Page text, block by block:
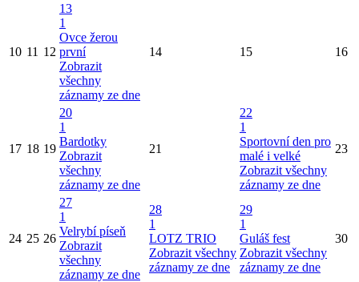
10 11 12
13
1
Ovce žerou
první
Zobrazit
všechny
záznamy ze dne
14 15 16
17 18 19
20
1
Bardotky
Zobrazit
všechny
záznamy ze dne
21
22
1
Sportovní den pro
malé i velké
Zobrazit všechny
záznamy ze dne
23
24 25 26
27
1
Velrybí píseň
Zobrazit
všechny
záznamy ze dne
28
1
LOTZ TRIO
Zobrazit všechny
záznamy ze dne
29
1
Guláš fest
Zobrazit všechny
záznamy ze dne
30